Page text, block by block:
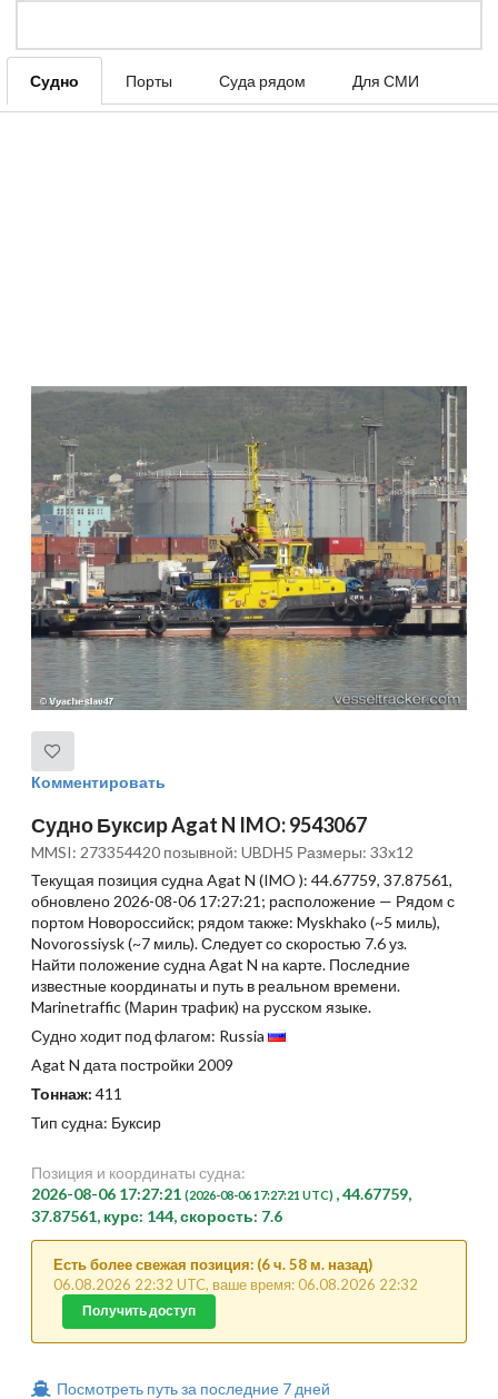
Судно Порты Суда рядом Для СМИ
Комментировать
Судно Буксир Agat N IMO: 9543067
MMSI: 273354420 позывной: UBDH5 Размеры: 33x12
Текущая позиция судна Agat N (IMO ): 44.67759, 37.87561,
обновлено 2026-08-06 17:27:21; расположение — Рядом с
портом Новороссийск; рядом также: Myskhako (~5 миль),
Novorossiysk (~7 миль). Следует со скоростью 7.6 уз.
Найти положение судна Agat N на карте. Последние
известные координаты и путь в реальном времени.
Marinetraffic (Марин трафик) на русском языке.
Судно ходит под флагом: Russia
Agat N дата постройки 2009
Тоннаж: 411
Тип судна: Буксир
Позиция и координаты судна:
2026-08-06 17:27:21 (2026-08-06 17:27:21 UTC) , 44.67759,
37.87561, курс: 144, скорость: 7.6
Есть более свежая позиция: (6 ч. 58 м. назад)
06.08.2026 22:32 UTC, ваше время: 06.08.2026 22:32
Получить доступ
Посмотреть путь за последние 7 дней